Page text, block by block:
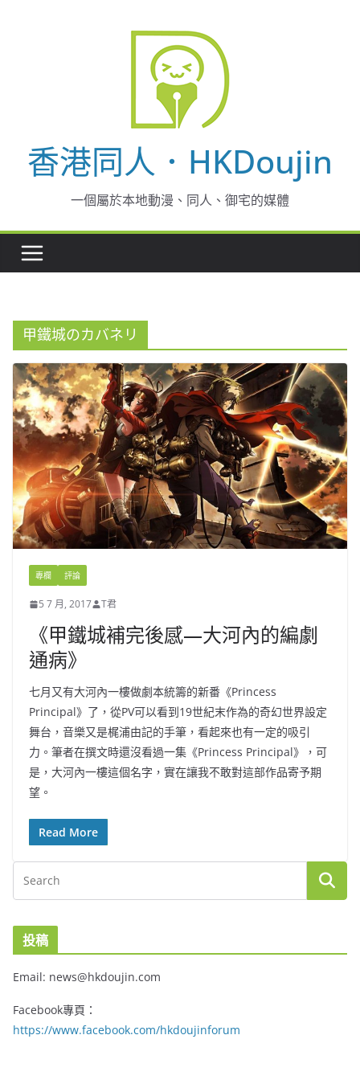
香港同人．HKDoujin
一個屬於本地動漫、同人、御宅的媒體
甲鐵城のカバネリ
專欄 評論
5 7 月, 2017 T君
《甲鐵城補完後感—大河內的編劇
通病》
七月又有大河內一樓做劇本統籌的新番《Princess
Principal》了，從PV可以看到19世紀末作為的奇幻世界設定
舞台，音樂又是梶浦由記的手筆，看起來也有一定的吸引
力。筆者在撰文時還沒看過一集《Princess Principal》，可
是，大河內一樓這個名字，實在讓我不敢對這部作品寄予期
望。
Read More
投稿
Email: news@hkdoujin.com
Facebook專頁：
https://www.facebook.com/hkdoujinforum